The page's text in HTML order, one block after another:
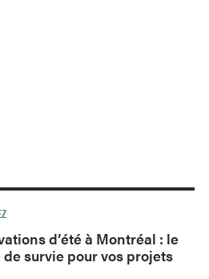
d’été à Montréal : le
survie pour vos projets